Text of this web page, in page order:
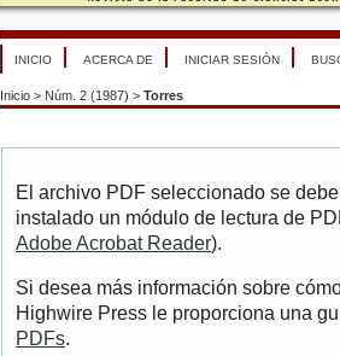
INICIO ACERCA DE INICIAR SESIÓN
Inicio > Núm. 2 (1987) > Torres
El archivo PDF seleccionado se
instalado un módulo de lectura de
Adobe Acrobat Reader).
Si desea más información sobre
Highwire Press le proporciona una
PDFs.